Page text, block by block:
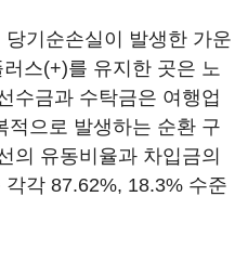
기순손실이 발생한 가운
스(+)를 유지한 곳은 노
수금과 수탁금은 여행업
적으로 발생하는 순환 구
의 유동비율과 차입금의
각 87.62%, 18.3% 수준